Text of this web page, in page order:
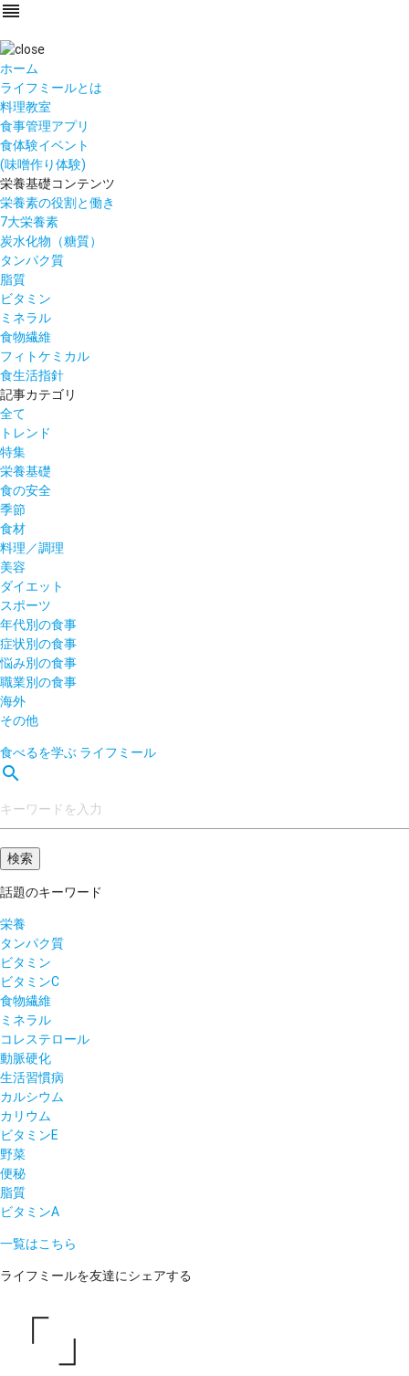
reorder
ホーム
ライフミールとは
料理教室
食事管理アプリ
食体験イベント
(味噌作り体験)
栄養基礎コンテンツ
栄養素の役割と働き
7大栄養素
炭水化物（糖質）
タンパク質
脂質
ビタミン
ミネラル
食物繊維
フィトケミカル
食生活指針
記事カテゴリ
全て
トレンド
特集
栄養基礎
食の安全
季節
食材
料理／調理
美容
ダイエット
スポーツ
年代別の食事
症状別の食事
悩み別の食事
職業別の食事
海外
その他
食べるを学ぶ ライフミール
search
話題のキーワード
栄養
タンパク質
ビタミン
ビタミンC
食物繊維
ミネラル
コレステロール
動脈硬化
生活習慣病
カルシウム
カリウム
ビタミンE
野菜
便秘
脂質
ビタミンA
一覧はこちら
ライフミールを友達にシェアする
「」